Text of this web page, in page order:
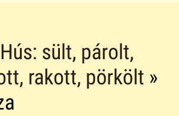
Hús: sült, párolt,
rakott, pörkölt »